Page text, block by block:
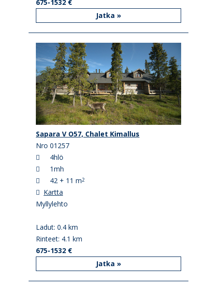
675-1532 €
Jatka »
Sapara V O57, Chalet Kimallus
Nro 01257
4hlö
1mh
42 + 11 m2
Kartta
Myllylehto
Ladut: 0.4 km
Rinteet: 4.1 km
675-1532 €
Jatka »